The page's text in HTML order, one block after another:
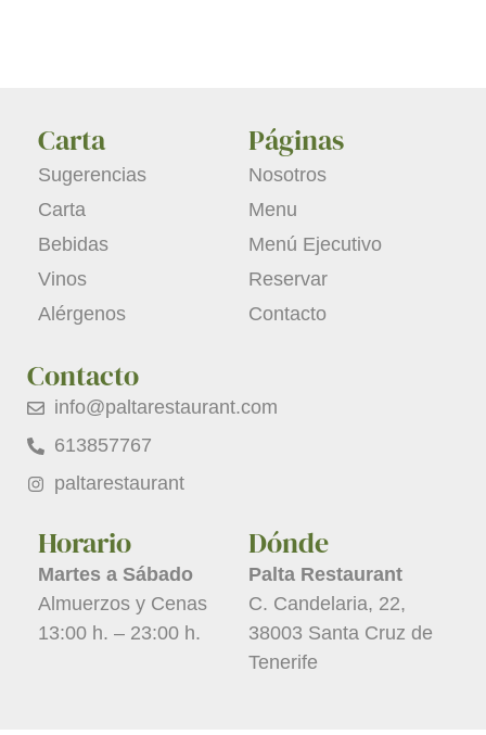
Carta
Sugerencias
Carta
Bebidas
Vinos
Alérgenos
Páginas
Nosotros
Menu
Menú Ejecutivo
Reservar
Contacto
Contacto
info@paltarestaurant.com
613857767
paltarestaurant
Horario
Martes a Sábado
Almuerzos y Cenas
13:00 h. – 23:00 h.
Dónde
Palta Restaurant
C. Candelaria, 22,
38003 Santa Cruz de
Tenerife